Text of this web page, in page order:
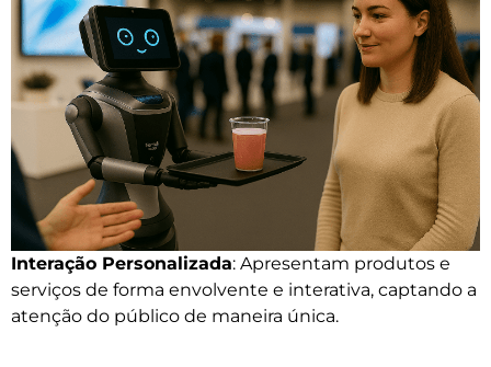
Interação Personalizada: Apresentam produtos e
serviços de forma envolvente e interativa, captando a
atenção do público de maneira única.